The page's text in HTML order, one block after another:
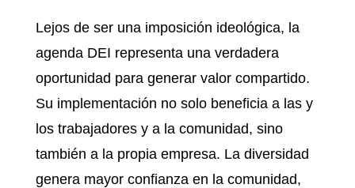
Lejos de ser una imposición ideológica, la
agenda DEI representa una verdadera
oportunidad para generar valor compartido.
Su implementación no solo beneficia a las y
los trabajadores y a la comunidad, sino
también a la propia empresa. La diversidad
genera mayor confianza en la comunidad,